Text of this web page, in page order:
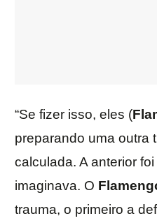
“Se fizer isso, eles (
preparando uma outra
calculada. A anterior
imaginava. O
trauma, o primeiro a